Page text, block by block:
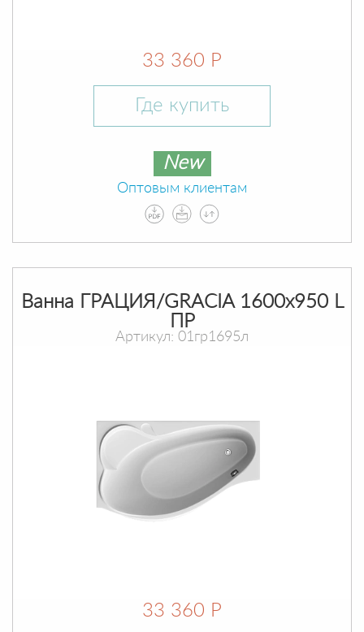
33 360 Р
Где купить
New
Оптовым клиентам
Ванна ГРАЦИЯ/GRACIA 1600х950 L
ПР
Артикул: 01гр1695л
33 360 Р